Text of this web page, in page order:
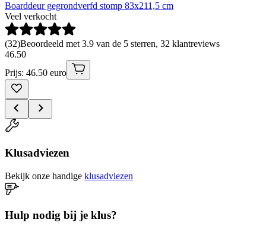
Boarddeur gegrondverfd stomp 83x211,5 cm
Veel verkocht
(32)Beoordeeld met 3.9 van de 5 sterren, 32 klantreviews
46.50
Prijs: 46.50 euro
Klusadviezen
Bekijk onze handige klusadviezen
Hulp nodig bij je klus?